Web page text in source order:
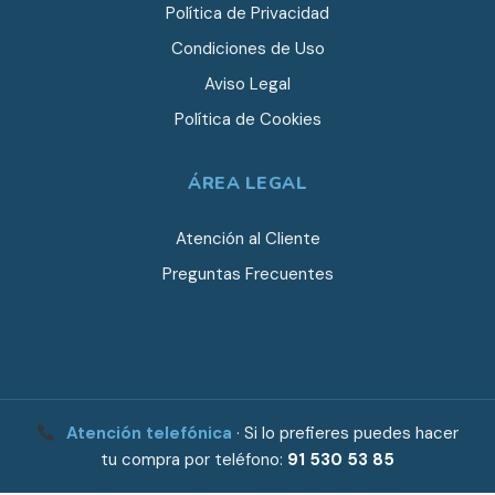
Política de Privacidad
Condiciones de Uso
Aviso Legal
Política de Cookies
ÁREA LEGAL
Atención al Cliente
Preguntas Frecuentes
Atención telefónica · Si lo prefieres puedes hacer
tu compra por teléfono: 91 530 53 85